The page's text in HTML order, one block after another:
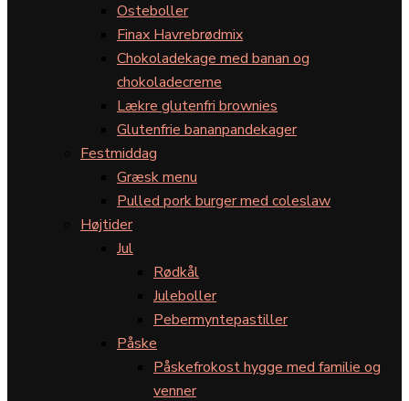
Osteboller
Finax Havrebrødmix
Chokoladekage med banan og
chokoladecreme
Lækre glutenfri brownies
Glutenfrie bananpandekager
Festmiddag
Græsk menu
Pulled pork burger med coleslaw
Højtider
Jul
Rødkål
Juleboller
Pebermyntepastiller
Påske
Påskefrokost hygge med familie og
venner